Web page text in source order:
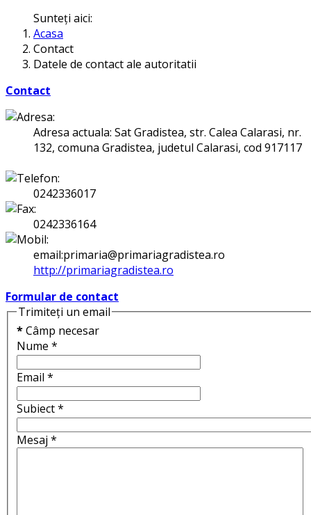
Sunteți aici:
Acasa
Contact
Datele de contact ale autoritatii
Contact
Adresa actuala: Sat Gradistea, str. Calea Calarasi, nr.
132, comuna Gradistea, judetul Calarasi, cod 917117
0242336017
0242336164
email:primaria@primariagradistea.ro
http://primariagradistea.ro
Formular de contact
Trimiteți un email
*Câmp necesar
Nume *
Email *
Subiect*
Mesaj *